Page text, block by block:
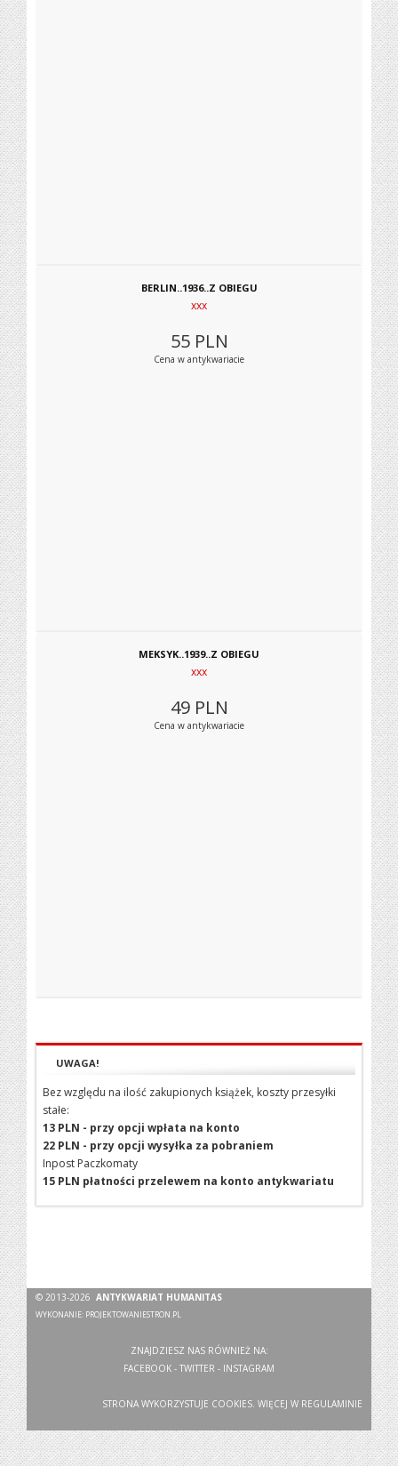
BERLIN..1936..Z OBIEGU
xxx
55 PLN
Cena w antykwariacie
MEKSYK..1939..Z OBIEGU
xxx
49 PLN
Cena w antykwariacie
UWAGA!
Bez względu na ilość zakupionych książek, koszty przesyłki
stałe:
13 PLN - przy opcji wpłata na konto
22 PLN - przy opcji wysyłka za pobraniem
Inpost Paczkomaty
15 PLN płatności przelewem na konto antykwariatu
© 2013-2026ANTYKWARIAT HUMANITAS
WYKONANIE: PROJEKTOWANIESTRON.PL
ZNAJDZIESZ NAS RÓWNIEŻ NA:
FACEBOOK - TWITTER - INSTAGRAM
STRONA WYKORZYSTUJE COOKIES. WIĘCEJ W REGULAMINIE